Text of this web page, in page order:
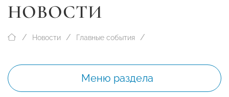
НОВОСТИ
Новости Главные события
Меню раздела